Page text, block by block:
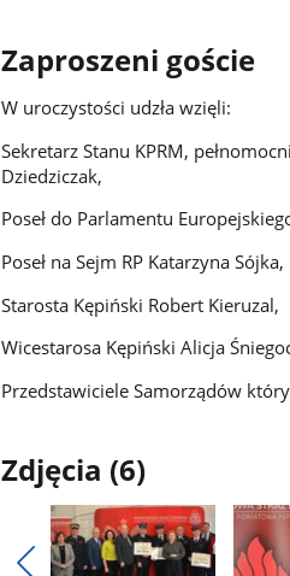
Zaproszeni goście
W uroczystości udzła wzięli:
Sekretarz Stanu KPRM,
Dziedziczak,
Poseł do Parlamentu
Poseł na Sejm RP Katarzyna Sójka,
Starosta Kępiński Robert Kieruzal,
Wicestarosa Kępiński Alicja
Przedstawiciele Samorządów
Zdjęcia (6)